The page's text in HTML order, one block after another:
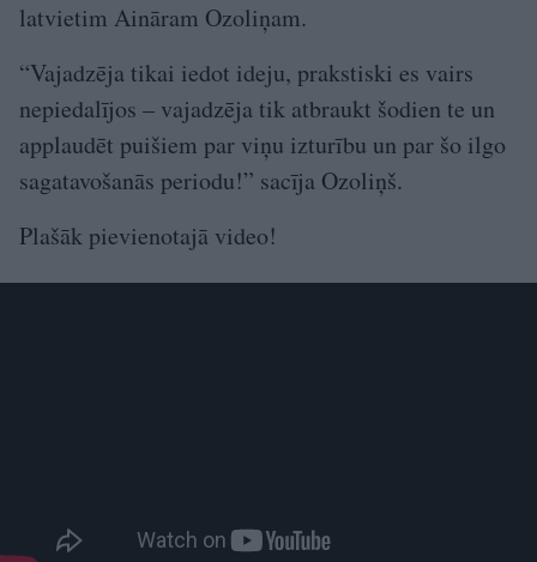
latvietim Aināram Ozoliņam.
“Vajadzēja tikai iedot ideju, prakstiski es vairs
nepiedalījos – vajadzēja tik atbraukt šodien te un
applaudēt puišiem par viņu izturību un par šo ilgo
sagatavošanās periodu!” sacīja Ozoliņš.
Plašāk pievienotajā video!